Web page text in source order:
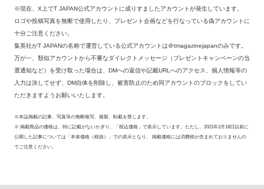
※現在、X上でT JAPAN公式アカウントに成りすましたアカウントが発生しています。
ロゴや投稿写真を無断で使用したり、プレゼント企画などを行なっている偽アカウントに
十分ご注意ください。
集英社がT JAPANの名称で運営している公式アカウントは＠tmagazinejapanのみです。
万が一、類似アカウントから不審なダイレクトメッセージ（プレゼントキャンペーンの当
選通知など）を受け取った場合は、DMへの返信や記載URLへのアクセス、個人情報等の
入力は決してせず、DM自体を削除し、被害防止のため同アカウントのブロックをしてい
ただきますようお願いいたします。
※本誌掲載の記事、写真等の無断複写、複製、転載を禁じます。
※ 掲載商品の価格は、特に記載がないかぎり、「税込価格」で表示しています。ただし、2021年3月18日以前に
公開した記事については「本体価格（税抜）」での表示となり、 掲載価格には消費税が含まれておりませんの
でご注意ください。